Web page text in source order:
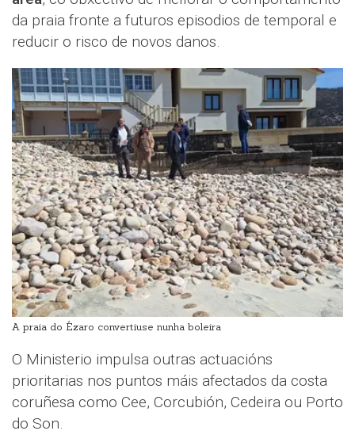
da praia fronte a futuros episodios de temporal e
reducir o risco de novos danos.
A praia do Ézaro convertiuse nunha boleira
O Ministerio impulsa outras actuacións
prioritarias nos puntos máis afectados da costa
coruñesa como Cee, Corcubión, Cedeira ou Porto
do Son.